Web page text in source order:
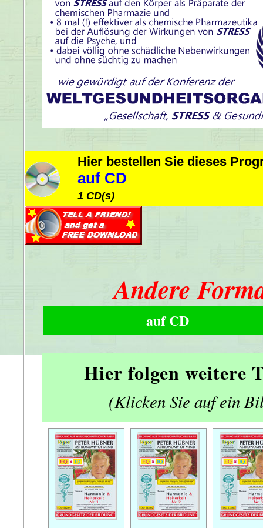
Hier bestellen Sie dieses
auf CD
1 CD(s)
Andere
auf CD
Hier folgen weitere
(Klicken Sie auf ein